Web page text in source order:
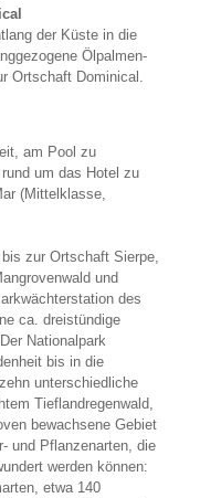
der Küste in die
Ölpalmen-
Ortschaft Dominical.
am Pool zu
um das Hotel zu
(Mittelklasse,
zur Ortschaft Sierpe,
und
des
ca. dreistündige
Nationalpark
bis in die
unterschiedliche
Tieflandregenwald,
bewachsene Gebiet
und Pflanzenarten, die
werden können:
etwa 140